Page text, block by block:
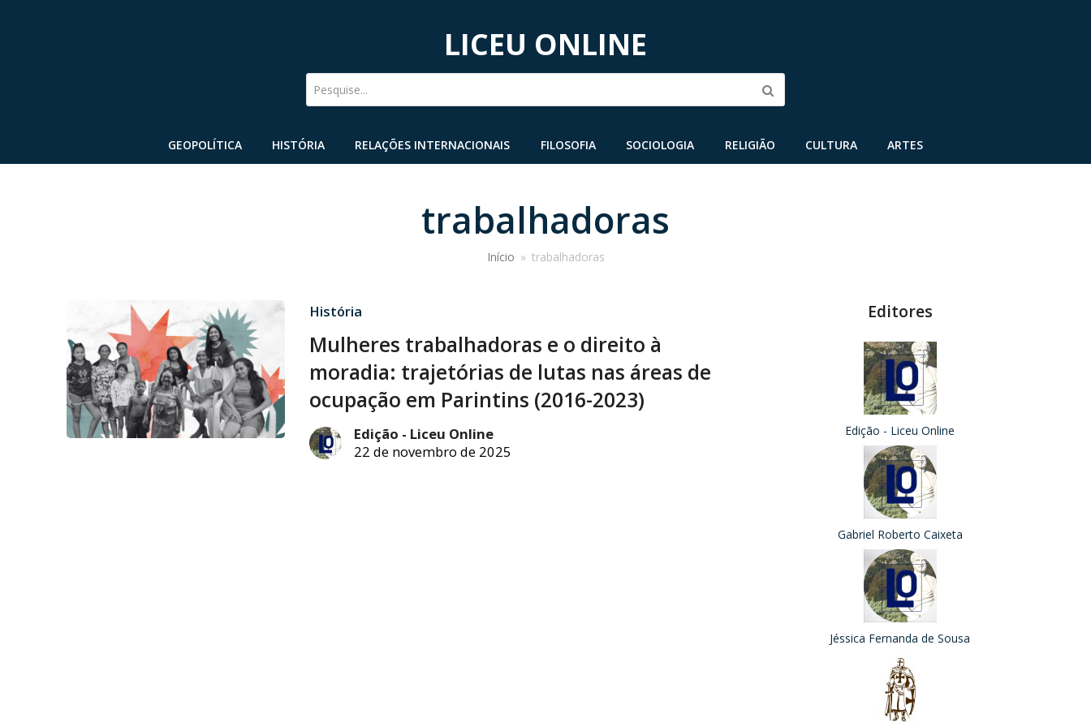
LICEU ONLINE
Pesquise...
GEOPOLÍTICA HISTÓRIA RELAÇÕES INTERNACIONAIS FILOSOFIA SOCIOLOGIA RELIGIÃO CULTURA ARTES
trabalhadoras
Início » trabalhadoras
História
Mulheres trabalhadoras e o direito à
moradia: trajetórias de lutas nas áreas de
ocupação em Parintins (2016-2023)
Edição - Liceu Online
22 de novembro de 2025
Editores
Edição - Liceu Online
Gabriel Roberto Caixeta
Jéssica Fernanda de Sousa